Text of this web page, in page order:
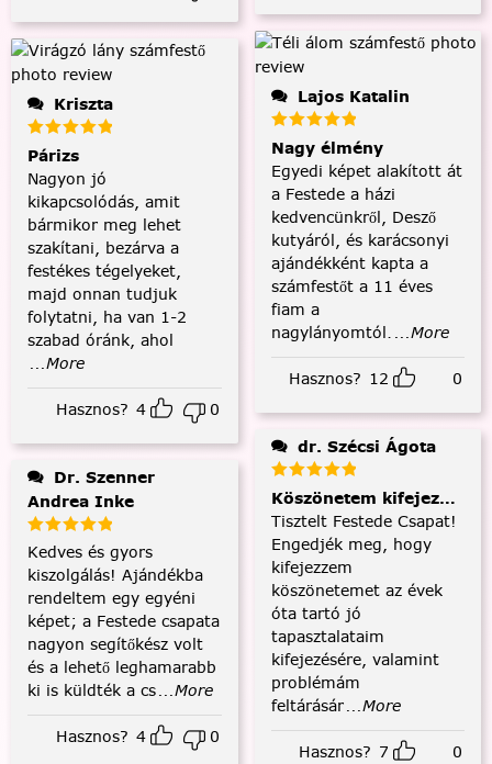
Kriszta
Párizs
Nagyon jó
kikapcsolódás, amit
bármikor meg lehet
szakítani, bezárva a
festékes tégelyeket,
majd onnan tudjuk
folytatni, ha van 1-2
szabad óránk, ahol
...More
Hasznos? 4 0
Andrea Inke
Kedves és gyors
kiszolgálás! Ajándékba
rendeltem egy egyéni
képet; a Festede csapata
nagyon segítőkész volt
és a lehető leghamarabb
ki is küldték a cs...More
Hasznos? 4 0
Lajos Katalin
Nagy élmény
Egyedi képet alakított át
a Festede a házi
kedvencünkről, Desző
kutyáról, és karácsonyi
ajándékként kapta a
számfestőt a 11 éves
fiam a
nagylányomtól. ...More
Hasznos? 12 0
dr. Szécsi Ágota
Köszönetem kifejezése
Tisztelt Festede Csapat!
Engedjék meg, hogy
kifejezzem
köszönetemet az évek
óta tartó jó
tapasztalataim
kifejezésére, valamint
problémám
feltárásár...More
Hasznos? 7 0